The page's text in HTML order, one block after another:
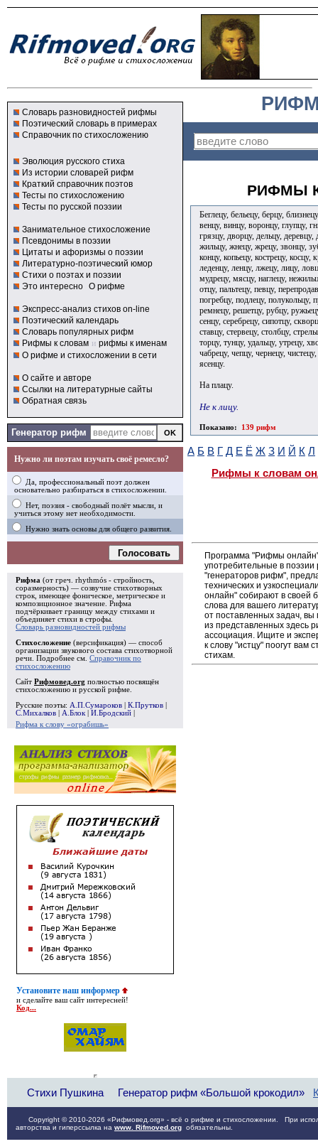
Словарь разновидностей рифмы
Поэтический словарь в примерах
Справочник по стихосложению
Эволюция русского стиха
Из истории словарей рифм
Краткий справочник поэтов
Тесты по стихосложению
Тесты по русской поэзии
Занимательное стихосложение
Псевдонимы в поэзии
Цитаты и афоризмы о поэзии
Литературно-поэтический юмор
Стихи о поэтах и поэзии
Это интересно О рифме
Экспресс-анализ стихов on-line
Поэтический календарь
Словарь популярных рифм
Рифмы к словам и рифмы к именам
О рифме и стихосложении в сети
О сайте и авторе
Ссылки на литературные сайты
Обратная связь
Генератор рифм
Нужно ли поэтам изучать своё ремесло?
Да, профессиональный поэт должен
основательно разбираться в стихосложении.
Нет, поэзия - свободный полёт мысли, и
учиться этому нет необходимости.
Нужно знать основы для общего развития.
Голосовать
Рифма (от греч. rhythmós - стройность,
соразмерность) — созвучие стихотворных
строк, имеющее фоническое, метрическое и
композиционное значение. Рифма
подчёркивает границу между стихами и
объединяет стихи в строфы
Словарь разновидностей рифмы
Стихосложение (версификация) — способ
организации звукового состава стихотворной
речи. Подробнее см. Справочник по
стихосложению
Сайт Рифмовед.org полностью посвящён
стихосложению и русской рифме.
Русские поэты: А.П.Сумароков К.Прутков
С.Михалков
А.Блок И.Бродский
Рифма к слову «ограбишь»
Установите наш информер
и сделайте ваш сайт интересней!
Код...
РИФМЫ
Беглецу, бельецу, берцу,
венцу, винцу, воронцу, глупцу,
грязцу, дворцу, дельцу,
жильцу, жнецу, жрецу, звонцу,
концу, копьецу, кострецу,
леденцу, ленцу, лжецу, лицу,
мудрецу, мясцу, наглецу,
отцу, пальтецу, певцу,
погребцу, подлецу, полукольцу,
ремнецу, решетцу, рубцу,
сенцу, серебрецу, сипотцу,
ставцу, стервецу, столбцу,
торцу, тунцу, удальцу, утрецу,
чабрецу, чепцу, чернецу,
ясенцу.
На плацу.
Не к лицу.
Показано: 139 рифм
А Б В Г Д Е Ё Ж З И Й К Л
Рифмы к словам
Программа "Рифмы
употребительные в
"генераторов рифм",
технических и
онлайн" собирают в своей
слова для вашего
от поставленных задач,
из представленных здесь
ассоциация. Ищите и
к слову "истцу" поогут
стихам.
Стихи Пушкина Генератор рифм «Большой крокодил»
Copyright © 2010-2026 «Рифмовед.org» - всё о рифме и стихосложении. При
авторства и гиперссылка на www. Rifmoved.org обязательны.